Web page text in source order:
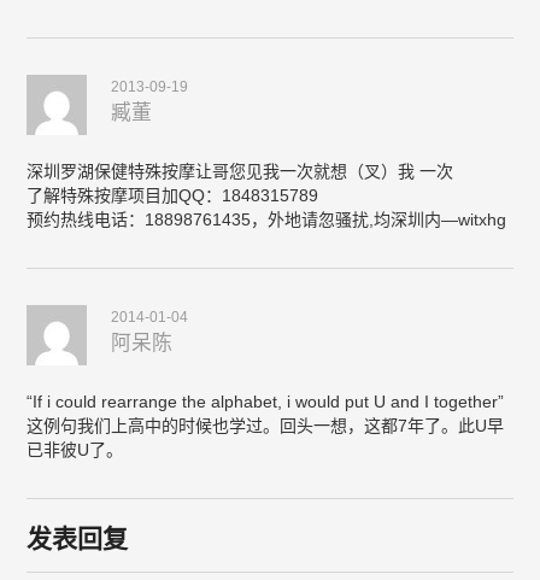
2013-09-19
臧董
深圳罗湖保健特殊按摩让哥您见我一次就想（叉）我 一次
了解特殊按摩项目加QQ：1848315789
预约热线电话：18898761435，外地请忽骚扰,均深圳内—witxhg
2014-01-04
阿呆陈
“If i could rearrange the alphabet, i would put U and I together”
这例句我们上高中的时候也学过。回头一想，这都7年了。此U早
已非彼U了。
发表回复